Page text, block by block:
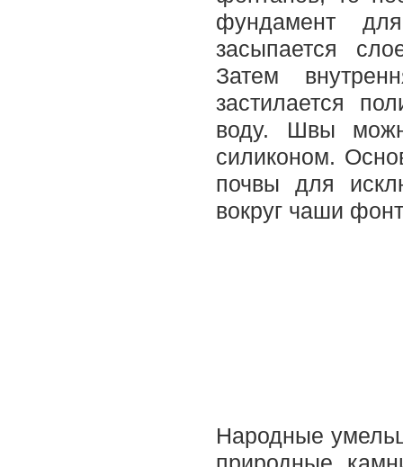
фундамент
засыпается
Затем
застилается
воду. Швы
силиконом.
почвы для
вокруг чаши
Народные